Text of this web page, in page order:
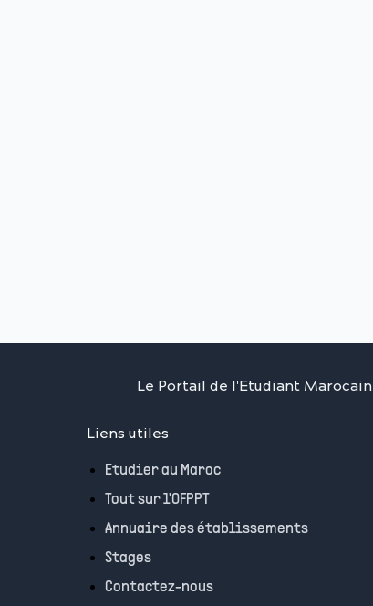
Le Portail de l'Etudiant Marocain
Liens utiles
Etudier au Maroc
Tout sur l'OFPPT
Annuaire des établissements
Stages
Contactez-nous